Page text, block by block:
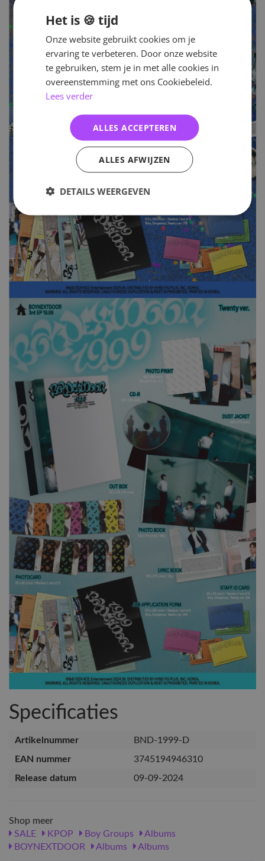
Specificaties
Artikelnummer
BND-1999-D
EAN nummer
3745194946310
Release datum
09-09-2024
Shop meer
SALE
KPOP Boy Groups
Albums
BOYNEXTDOOR
Albums Albums
Het is 🍪 tijd
Onze website gebruikt cookies om je
ervaring te verbeteren. Door onze website
te gebruiken, stem je in met alle cookies in
overeenstemming met ons Cookiebeleid.
Lees verder
ALLES ACCEPTEREN
ALLES AFWIJZEN
DETAILS WEERGEVEN